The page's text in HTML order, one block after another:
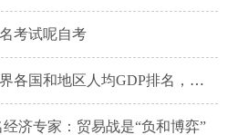
考试呢自考
均GDP排名，人口小国与资源型国家位次靠前
济专家：贸易战是“负和博弈”